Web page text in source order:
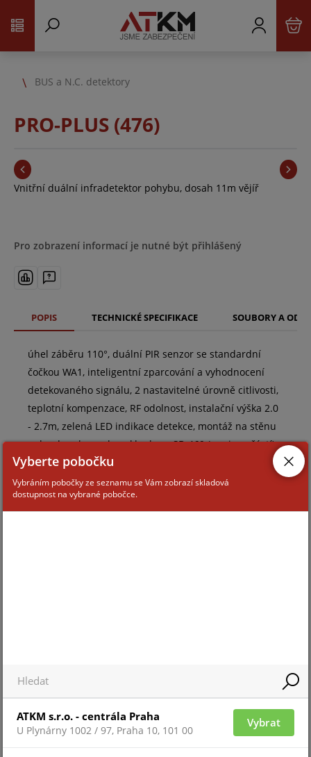
BUS a N.C. detektory
PRO-PLUS (476)
Vnitřní duální infradetektor pohybu, dosah 11m vějíř
Pro zobrazení informací je nutné být přihlášený
POPIS TECHNICKÉ SPECIFIKACE SOUBORY A
úhel záběru 110°, duální PIR senzor se standardní
čočkou WA1, inteligentní zparcování a vyhodnocení
detekovaného signálu, 2 nastavitelné úrovně citlivosti,
teplotní kompenzace, RF odolnost, instalační výška 2.0
- 2.7m, zelená LED indikace detekce, montáž na stěnu
nebo do rohu, nebo s kloubem SB-469 (neni součástí),
napájení 9-16V DC, odběr 15(27)mA
Vyberte pobočku
Vybráním pobočky ze seznamu se Vám zobrazí skladová
dostupnost na vybrané pobočce.
ATKM s.r.o. - centrála Praha
U Plynárny 1002 / 97, Praha 10, 101 00
Vybrat